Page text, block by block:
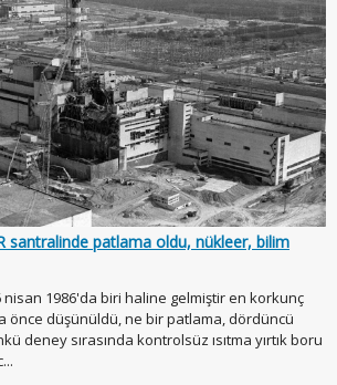
santralinde patlama oldu, nükleer, bilim
nisan 1986'da biri haline gelmiştir en korkunç
önce düşünüldü, ne bir patlama, dördüncü
deney sırasında kontrolsüz ısıtma yırtık boru